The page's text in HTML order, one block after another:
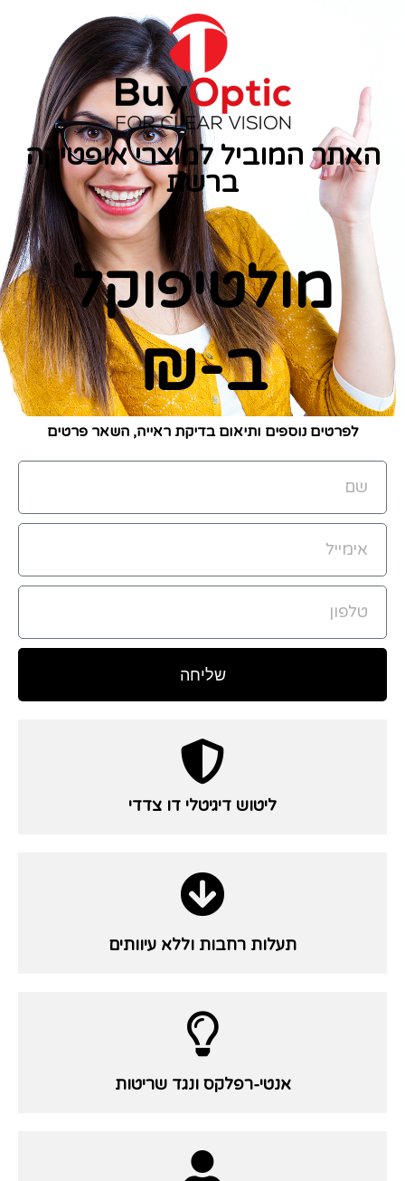
האתר המוביל למוצרי אופטיקה
ברשת
מולטיפוקל
ב-₪
לפרטים נוספים ותיאום בדיקת ראייה,השאר פרטים
שליחה
ליטוש דיגיטלי דו צדדי
תעלות רחבות וללא עיוותים
אנטי-רפלקס ונגד שריטות